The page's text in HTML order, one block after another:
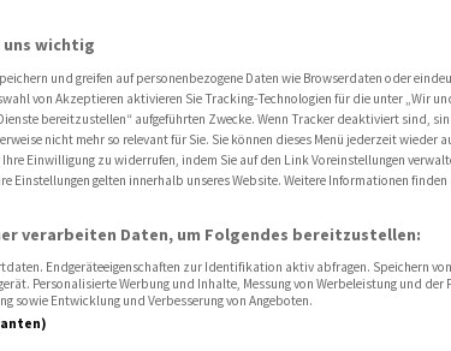
wichtig
und greifen auf personenbezogene Daten wie Browserdaten oder
von Akzeptieren aktivieren Sie Tracking-Technologien für die unter „Wir
bereitzustellen“ aufgeführten Zwecke. Wenn Tracker deaktiviert sind,
nicht mehr so relevant für Sie. Sie können dieses Menü jederzeit wieder
Einwilligung zu widerrufen, indem Sie auf den Link Voreinstellungen
Einstellungen gelten innerhalb unseres Website. Weitere Informationen finden
verarbeiten Daten, um Folgendes bereitzustellen:
Endgeräteeigenschaften zur Identifikation aktiv abfragen. Speichern
Personalisierte Werbung und Inhalte, Messung von Werbeleistung und der
sowie Entwicklung und Verbesserung von Angeboten.